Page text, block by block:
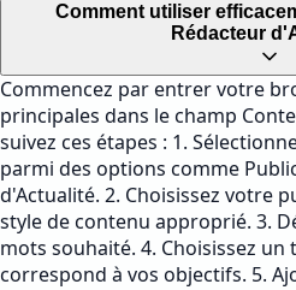
Comment utiliser
Rédacteur
Commencez par entrer votre
principales dans le champ
suivez ces étapes : 1.
parmi des options comme
d'Actualité. 2. Choisissez votre
style de contenu approprié. 3.
mots souhaité. 4. Choisissez
correspond à vos objectifs. 5.